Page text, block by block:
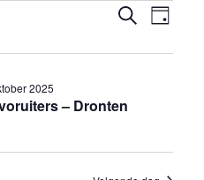
Zoeken
Zoeken
Dag
– Dronten
2025